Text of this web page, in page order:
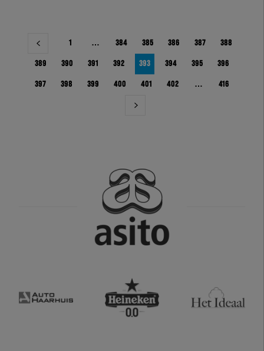
Berichtnavigatie
1 … 384 385 386 387 388
389 390 391 392 393 394 395 396
397 398 399 400 401 402 … 416